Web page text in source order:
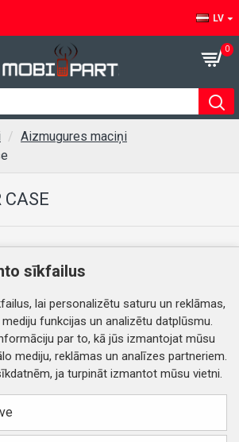
LV
0
Aizmugures maciņi
TURPINĀT
Rekvizīti
Jur. adrese: Zasulauka iela
sīkfailus
lai personalizētu saturu un reklāmas,
funkcijas un analizētu datplūsmu.
par to, kā jūs izmantojat mūsu
mediju, reklāmas un analīzes partneriem.
ja turpināt izmantot mūsu vietni.